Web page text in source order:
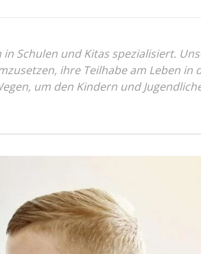
Schulen und Kitas spezialisiert.
ihre Teilhabe am Leben in
um den Kindern und